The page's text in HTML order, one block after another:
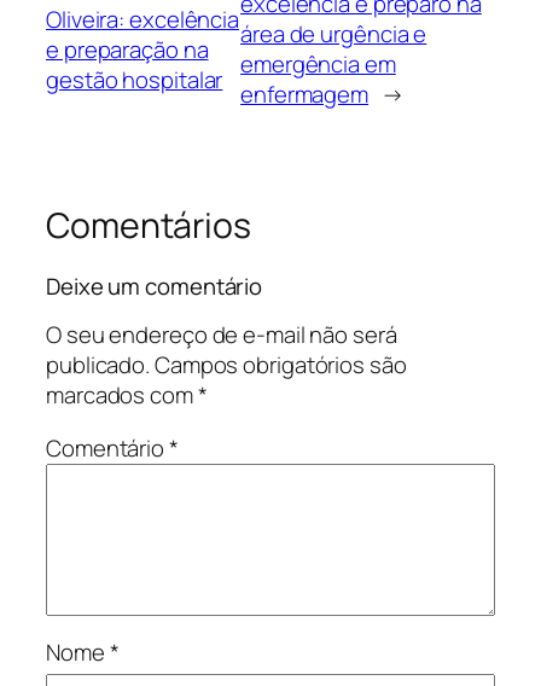
Oliveira: excelência
e preparação na
gestão hospitalar
área de urgência e
emergência em
enfermagem →
Comentários
Deixe um comentário
O seu endereço de e-mail não será
publicado.Campos obrigatórios são
marcados com*
Comentário*
Nome*